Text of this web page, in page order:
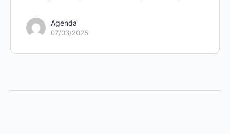
Agenda
07/03/2025